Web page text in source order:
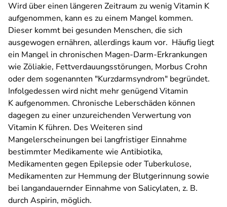
Wird über einen längeren Zeitraum zu wenig Vitamin K
aufgenommen, kann es zu einem Mangel kommen.
Dieser kommt bei gesunden Menschen, die sich
ausgewogen ernähren, allerdings kaum vor. Häufig liegt
ein Mangel in chronischen Magen-Darm-Erkrankungen
wie Zöliakie, Fettverdauungsstörungen, Morbus Crohn
oder dem sogenannten "Kurzdarmsyndrom" begründet.
Infolgedessen wird nicht mehr genügend Vitamin
K aufgenommen. Chronische Leberschäden können
dagegen zu einer unzureichenden Verwertung von
Vitamin K führen. Des Weiteren sind
Mangelerscheinungen bei langfristiger Einnahme
bestimmter Medikamente wie Antibiotika,
Medikamenten gegen Epilepsie oder Tuberkulose,
Medikamenten zur Hemmung der Blutgerinnung sowie
bei langandauernder Einnahme von Salicylaten, z. B.
durch Aspirin, möglich.